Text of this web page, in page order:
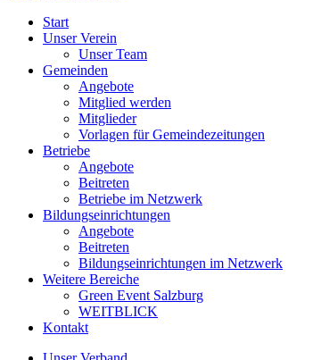
Start
Unser Verein
Unser Team
Gemeinden
Angebote
Mitglied werden
Mitglieder
Vorlagen für Gemeindezeitungen
Betriebe
Angebote
Beitreten
Betriebe im Netzwerk
Bildungseinrichtungen
Angebote
Beitreten
Bildungseinrichtungen im Netzwerk
Weitere Bereiche
Green Event Salzburg
WEITBLICK
Kontakt